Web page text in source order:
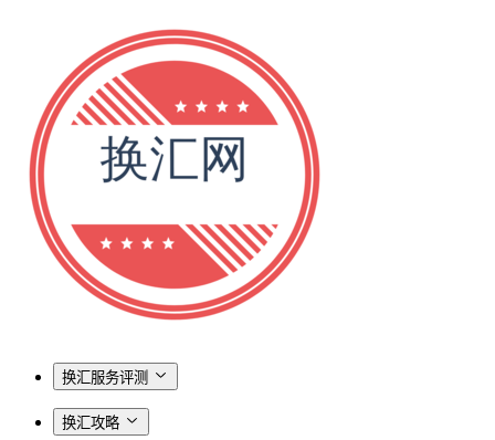
换汇服务评测
换汇攻略